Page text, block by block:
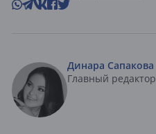
Динара Сапакова
Главный редактор